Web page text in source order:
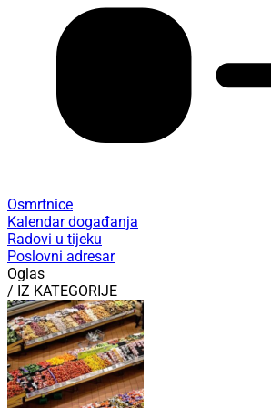
Osmrtnice
Kalendar događanja
Radovi u tijeku
Poslovni adresar
Oglas
/ IZ KATEGORIJE